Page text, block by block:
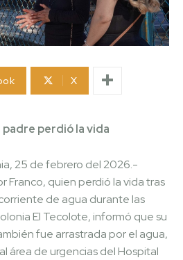
X
padre perdió la vida
25 de febrero del 2026.-
Franco, quien perdió la vida tras
de agua durante las
El Tecolote, informó que su
fue arrastrada por el agua,
área de urgencias del Hospital